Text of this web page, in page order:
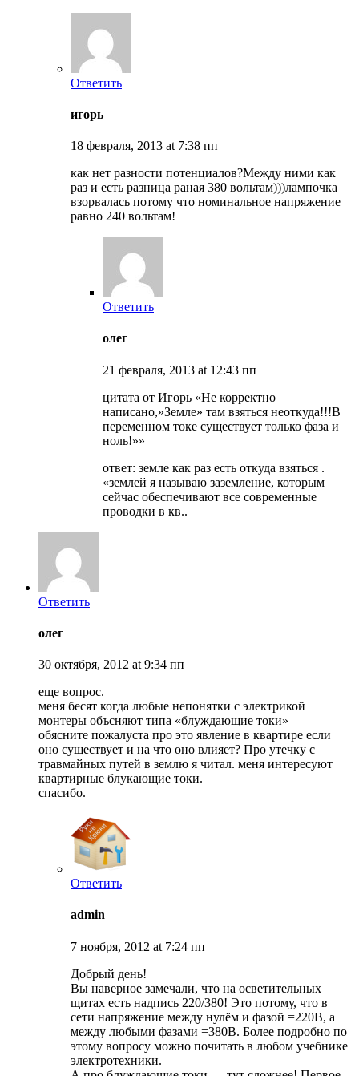
Ответить
игорь
18 февраля, 2013 at 7:38 пп
как нет разности потенциалов?Между ними как
раз и есть разница раная 380 вольтам)))лампочка
взорвалась потому что номинальное напряжение
равно 240 вольтам!
Ответить
олег
21 февраля, 2013 at 12:43 пп
цитата от Игорь «Не корректно
написано,»Земле» там взяться неоткуда!!!В
переменном токе существует только фаза и
ноль!»»
ответ: земле как раз есть откуда взяться .
«землей я называю заземление, которым
сейчас обеспечивают все современные
проводки в кв..
Ответить
олег
30 октября, 2012 at 9:34 пп
еще вопрос.
меня бесят когда любые непонятки с электрикой
монтеры объсняют типа «блуждающие токи»
обясните пожалуста про это явление в квартире если
оно существует и на что оно влияет? Про утечку с
травмайных путей в землю я читал. меня интересуют
квартирные блукающие токи.
спасибо.
Ответить
admin
7 ноября, 2012 at 7:24 пп
Добрый день!
Вы наверное замечали, что на осветительных
щитах есть надпись 220/380! Это потому, что в
сети напряжение между нулём и фазой =220В, а
между любыми фазами =380В. Более подробно по
этому вопросу можно почитать в любом учебнике
электротехники.